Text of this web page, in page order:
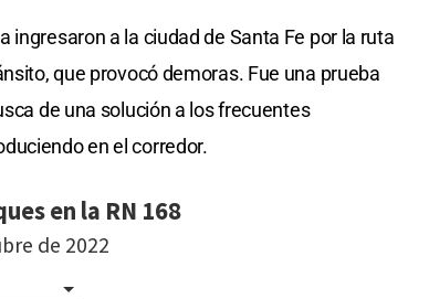
ingresaron a la ciudad de Santa Fe por la ruta
que provocó demoras. Fue una prueba
de una solución a los frecuentes
en el corredor.